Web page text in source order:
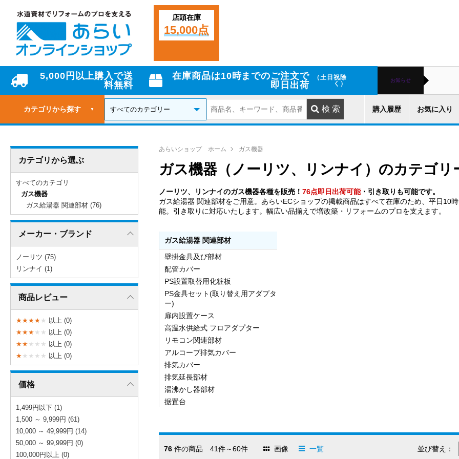
店頭在庫
15,000点
5,000円以上購入で送
料無料
在庫商品は10時までのご注文で
即日出荷
（土日祝除
く）
お知らせ
カテゴリから探す ▼ 購入履歴 お気に入り
あらいショップ ホーム ガス機器
ガス機器（ノーリツ、リンナイ）のカテゴリ
ノーリツ、リンナイのガス機器各種を販売！ 76点即日出荷可能・引き取りも可能です。
ガス給湯器 関連部材をご用意。あらいECショップの掲載商品はすべて在庫のため、平日10
能。引き取りに対応いたします。幅広い品揃えで増改築・リフォームのプロを支えます。
ガス給湯器 関連部材
壁掛金具及び部材
配管カバー
PS設置取替用化粧板
PS金具セット(取り替え用アダプタ
ー)
扉内設置ケース
高温水供給式 フロアダプター
リモコン関連部材
アルコーブ排気カバー
排気カバー
排気延長部材
湯沸かし器部材
据置台
76 件の商品 41件～60件 画像 一覧 並び替え：
カテゴリから選ぶ
すべてのカテゴリ
ガス機器
ガス給湯器 関連部材 (76)
メーカー・ブランド
ノーリツ (75)
リンナイ (1)
商品レビュー
★★★★ ★ 以上 (0)
★★★ ★ ★ 以上 (0)
★★ ★ ★ ★ 以上 (0)
★ ★ ★ ★ ★ 以上 (0)
価格
1,499円以下 (1)
1,500 ～ 9,999円 (61)
10,000 ～ 49,999円 (14)
50,000 ～ 99,999円 (0)
100,000円以上 (0)